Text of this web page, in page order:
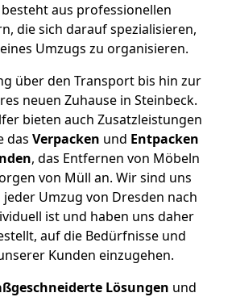
aus professionellen
die sich darauf spezialisieren,
Umzugs zu organisieren.
über den Transport bis hin zur
neuen Zuhause in Steinbeck.
bieten auch Zusatzleistungen
das Verpacken und Entpacken
, das Entfernen von Möbeln
von Müll an. Wir sind uns
jeder Umzug von Dresden nach
ist und haben uns daher
auf die Bedürfnisse und
Kunden einzugehen.
Lösungen und